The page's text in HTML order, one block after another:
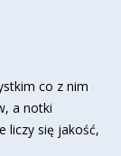
co z nim
a notki
liczy się jakość,